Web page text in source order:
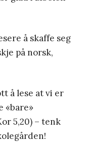
å skaffe seg
på norsk,
å lese at vi er
«bare»
5,20) – tenk